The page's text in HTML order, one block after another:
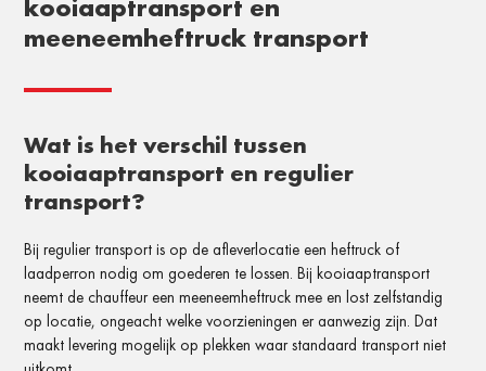
kooiaaptransport en
meeneemheftruck transport
Wat is het verschil tussen
kooiaaptransport en regulier
transport?
Bij regulier transport is op de afleverlocatie een heftruck of
laadperron nodig om goederen te lossen. Bij kooiaaptransport
neemt de chauffeur een meeneemheftruck mee en lost zelfstandig
op locatie, ongeacht welke voorzieningen er aanwezig zijn. Dat
maakt levering mogelijk op plekken waar standaard transport niet